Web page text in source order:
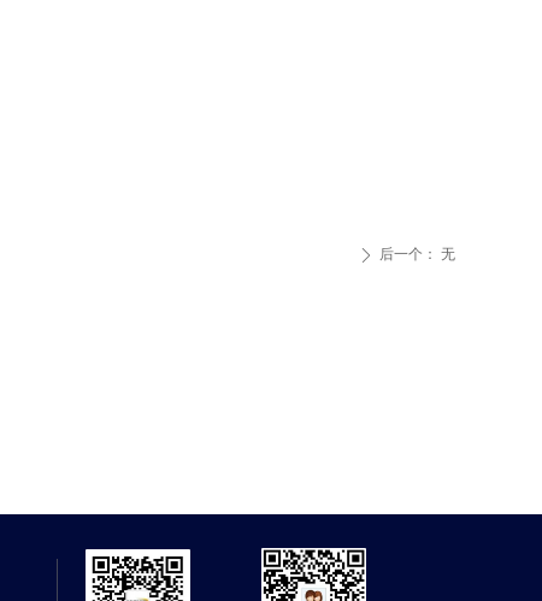
ꄲ 后一个： 无